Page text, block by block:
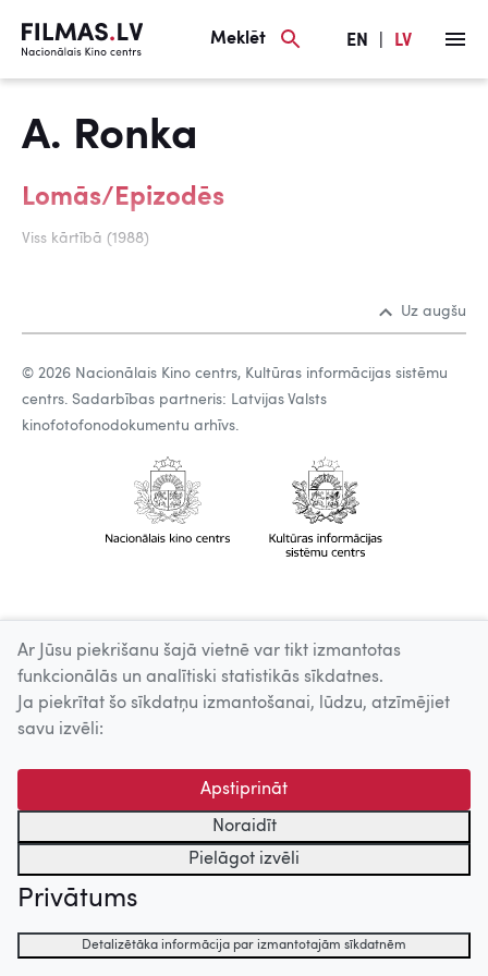
Meklēt EN LV
A. Ronka
Lomās/Epizodēs
Viss kārtībā (1988)
Uz augšu
© 2026 Nacionālais Kino centrs, Kultūras informācijas sistēmu
centrs. Sadarbības partneris: Latvijas Valsts
kinofotofonodokumentu arhīvs.
Ar Jūsu piekrišanu šajā vietnē var tikt izmantotas
funkcionālās un analītiski statistikās sīkdatnes.
Ja piekrītat šo sīkdatņu izmantošanai, lūdzu, atzīmējiet
savu izvēli:
Apstiprināt
Noraidīt
Pielāgot izvēli
Privātums
Detalizētāka informācija par izmantotajām sīkdatnēm